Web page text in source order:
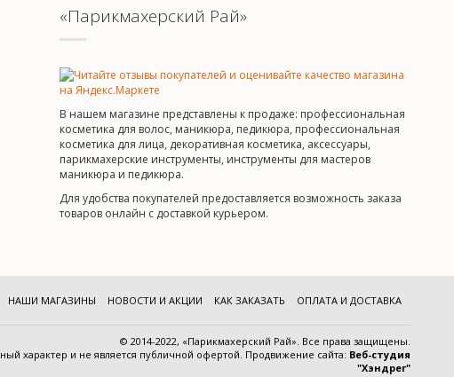
«Парикмахерский Рай»
В нашем магазине представлены к продаже: профессиональная
косметика для волос, маникюра, педикюра, профессиональная
косметика для лица, декоративная косметика, аксессуары,
парикмахерские инструменты, инструменты для мастеров
маникюра и педикюра.
Для удобства покупателей предоставляется возможность заказа
товаров онлайн с доставкой курьером.
НАШИ МАГАЗИНЫ НОВОСТИ И АКЦИИ КАК ЗАКАЗАТЬ ОПЛАТА И ДОСТАВКА
© 2014-2022, «Парикмахерский Рай». Все права защищены.
характер и не является публичной офертой. Продвижение сайта: Веб-студия
"Хэндрег"